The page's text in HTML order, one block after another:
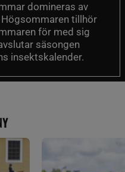
domineras av
tillhör
för med sig
säsongen
insektskalender.